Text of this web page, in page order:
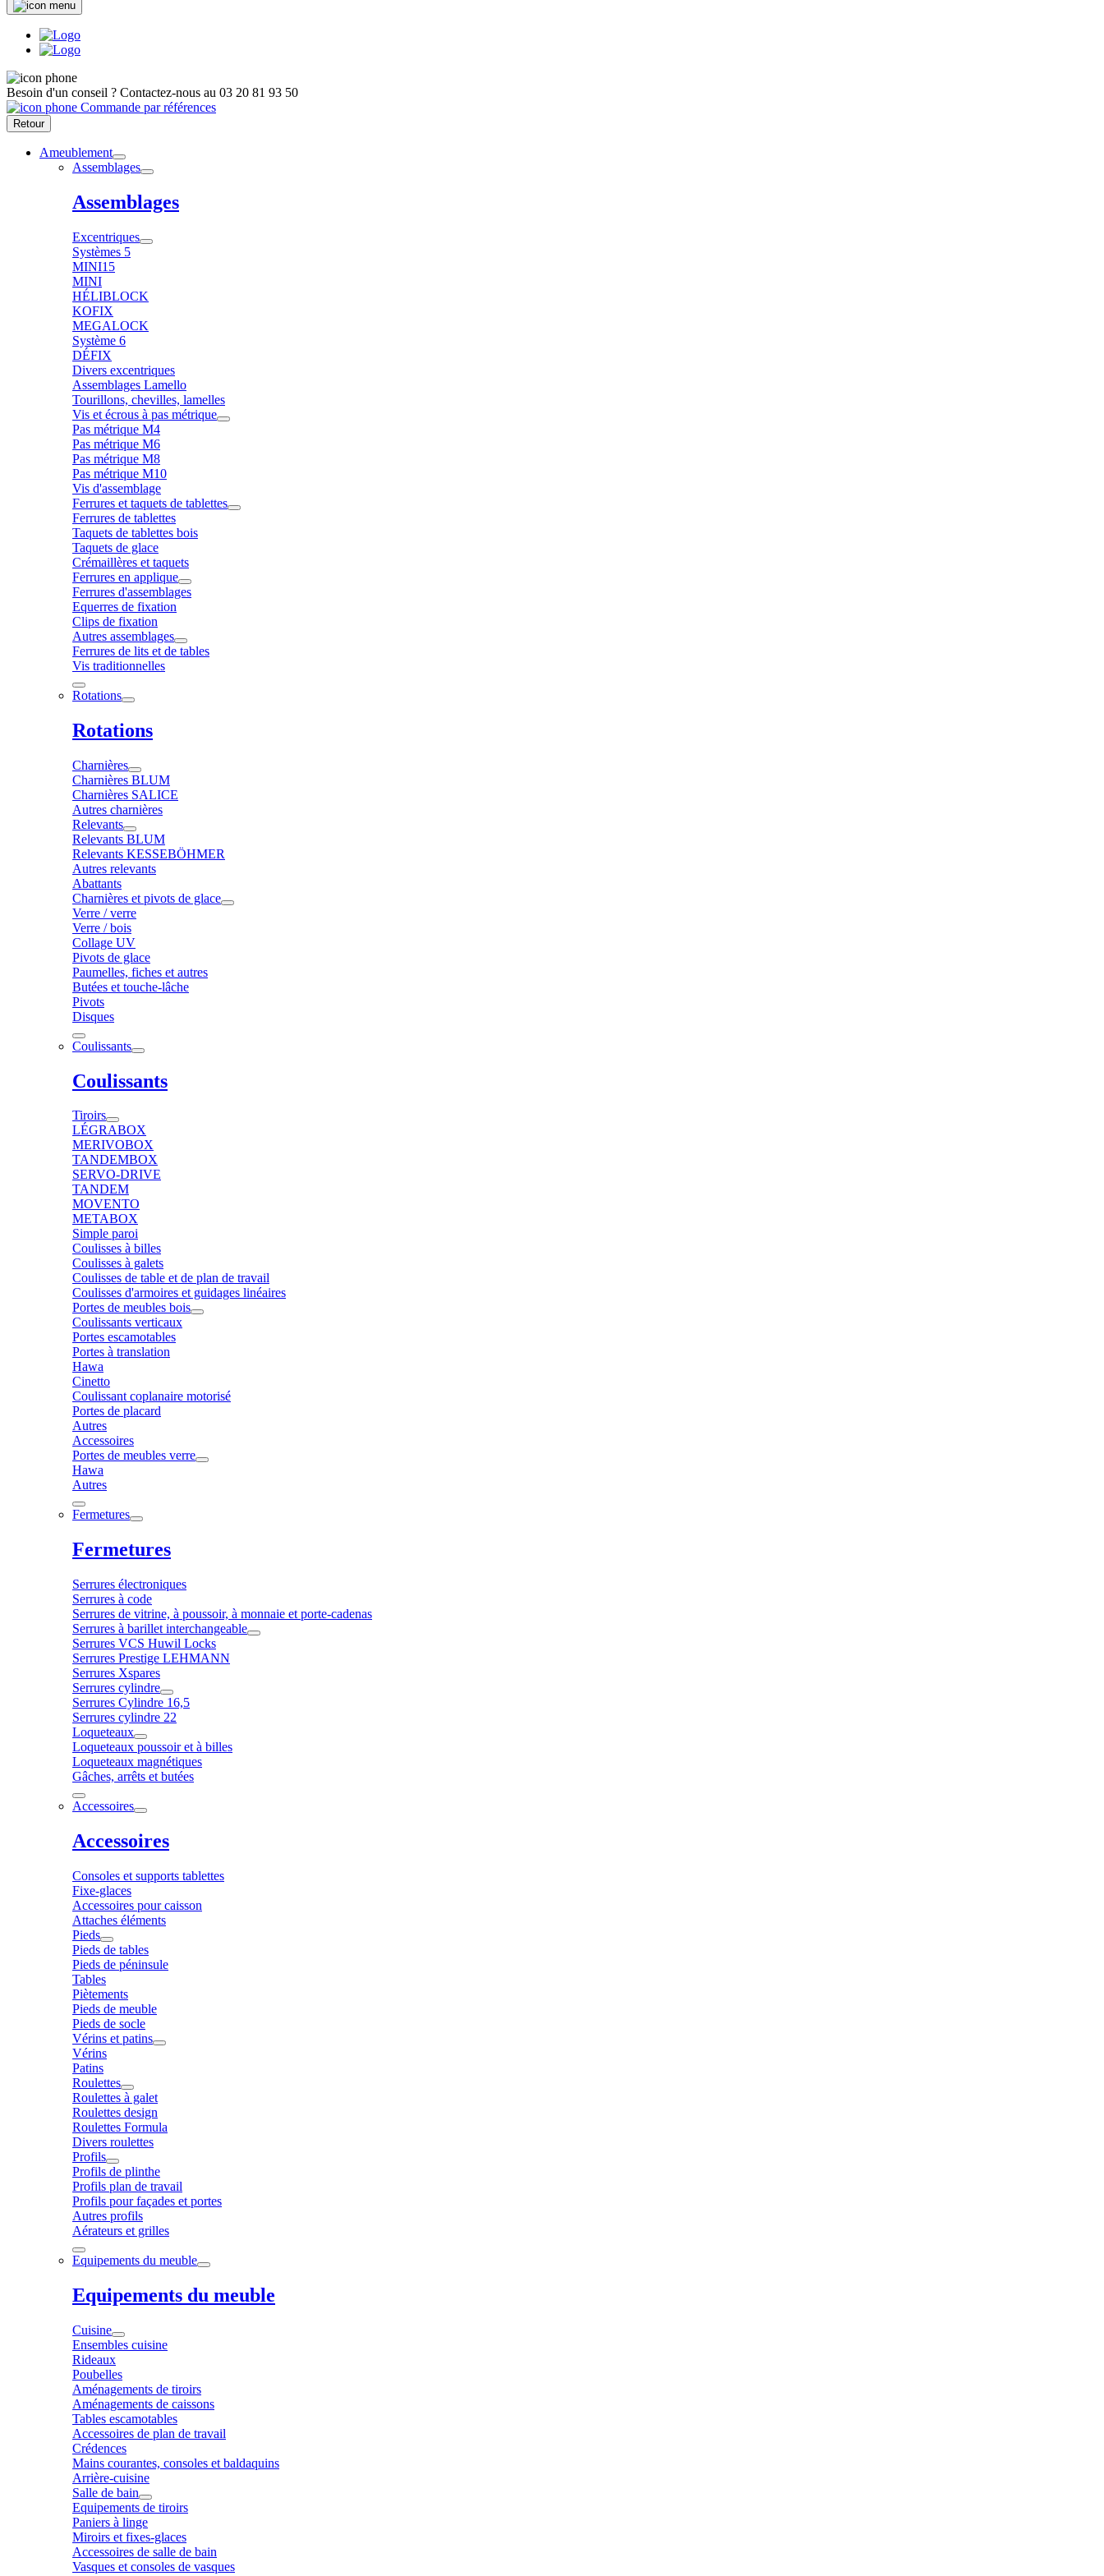
Besoin d'un conseil ? Contactez-nous au 03 20 81 93 50
Commande par références
Retour
Ameublement
Assemblages
Assemblages
Excentriques
Systèmes 5
MINI15
MINI
HÉLIBLOCK
KOFIX
MEGALOCK
Système 6
DÉFIX
Divers excentriques
Assemblages Lamello
Tourillons, chevilles, lamelles
Vis et écrous à pas métrique
Pas métrique M4
Pas métrique M6
Pas métrique M8
Pas métrique M10
Vis d'assemblage
Ferrures et taquets de tablettes
Ferrures de tablettes
Taquets de tablettes bois
Taquets de glace
Crémaillères et taquets
Ferrures en applique
Ferrures d'assemblages
Equerres de fixation
Clips de fixation
Autres assemblages
Ferrures de lits et de tables
Vis traditionnelles
Rotations
Rotations
Charnières
Charnières BLUM
Charnières SALICE
Autres charnières
Relevants
Relevants BLUM
Relevants KESSEBÖHMER
Autres relevants
Abattants
Charnières et pivots de glace
Verre / verre
Verre / bois
Collage UV
Pivots de glace
Paumelles, fiches et autres
Butées et touche-lâche
Pivots
Disques
Coulissants
Coulissants
Tiroirs
LÉGRABOX
MERIVOBOX
TANDEMBOX
SERVO-DRIVE
TANDEM
MOVENTO
METABOX
Simple paroi
Coulisses à billes
Coulisses à galets
Coulisses de table et de plan de travail
Coulisses d'armoires et guidages linéaires
Portes de meubles bois
Coulissants verticaux
Portes escamotables
Portes à translation
Hawa
Cinetto
Coulissant coplanaire motorisé
Portes de placard
Autres
Accessoires
Portes de meubles verre
Hawa
Autres
Fermetures
Fermetures
Serrures électroniques
Serrures à code
Serrures de vitrine, à poussoir, à monnaie et porte-cadenas
Serrures à barillet interchangeable
Serrures VCS Huwil Locks
Serrures Prestige LEHMANN
Serrures Xspares
Serrures cylindre
Serrures Cylindre 16,5
Serrures cylindre 22
Loqueteaux
Loqueteaux poussoir et à billes
Loqueteaux magnétiques
Gâches, arrêts et butées
Accessoires
Accessoires
Consoles et supports tablettes
Fixe-glaces
Accessoires pour caisson
Attaches éléments
Pieds
Pieds de tables
Pieds de péninsule
Tables
Piètements
Pieds de meuble
Pieds de socle
Vérins et patins
Vérins
Patins
Roulettes
Roulettes à galet
Roulettes design
Roulettes Formula
Divers roulettes
Profils
Profils de plinthe
Profils plan de travail
Profils pour façades et portes
Autres profils
Aérateurs et grilles
Equipements du meuble
Equipements du meuble
Cuisine
Ensembles cuisine
Rideaux
Poubelles
Aménagements de tiroirs
Aménagements de caissons
Tables escamotables
Accessoires de plan de travail
Crédences
Mains courantes, consoles et baldaquins
Arrière-cuisine
Salle de bain
Equipements de tiroirs
Paniers à linge
Miroirs et fixes-glaces
Accessoires de salle de bain
Vasques et consoles de vasques